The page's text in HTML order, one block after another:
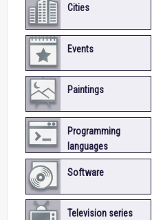
Cities
Events
Paintings
Programming
languages
Software
Television series